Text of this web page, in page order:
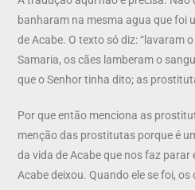
banharam na mesma agua que foi
de Acabe. O texto só diz: “lavaram
Samaria, os cães lamberam o
que o Senhor tinha dito; as
Por que então menciona as
menção das prostitutas porque é
da vida de Acabe que nos faz parar
Acabe deixou. Quando ele se foi,